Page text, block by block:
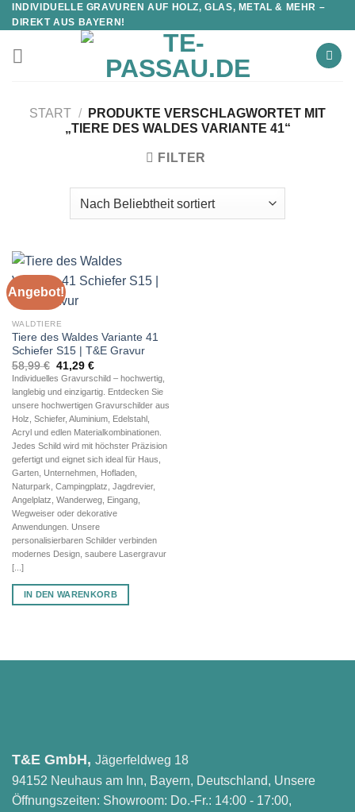
INDIVIDUELLE GRAVUREN AUF HOLZ, GLAS, METAL & MEHR –
DIREKT AUS BAYERN!
START /
PRODUKTE VERSCHLAGWORTET MIT
„TIERE DES WALDES VARIANTE 41“
FILTER
Angebot!
WALDTIERE
Tiere des Waldes Variante 41
Schiefer S15 | T&E Gravur
58,99€ Ursprünglicher
Preis
war:
58,99 €
41,29 €Aktueller
Preis
ist:
41,29 €.
Individuelles Gravurschild – hochwertig,
langlebig und einzigartig. Entdecken Sie
unsere hochwertigen Gravurschilder aus
Holz, Schiefer, Aluminium, Edelstahl,
Acryl und edlen Materialkombinationen.
Jedes Schild wird mit höchster Präzision
gefertigt und eignet sich ideal für Haus,
Garten, Unternehmen, Hofladen,
Naturpark, Campingplatz, Jagdrevier,
Angelplatz, Wanderweg, Eingang,
Wegweiser oder dekorative
Anwendungen. Unsere
personalisierbaren Schilder verbinden
modernes Design, saubere Lasergravur
[...]
IN DEN WARENKORB
T&E GmbH, Jägerfeldweg 18
94152 Neuhaus am Inn, Bayern, Deutschland, Unsere
Öffnungszeiten: Showroom: Do.-Fr.: 14:00 - 17:00,